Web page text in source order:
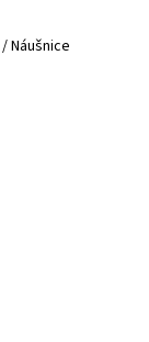
/Náušnice